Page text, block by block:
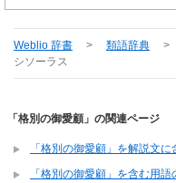
Weblio 辞書 > 類語辞典 >
シソーラス
「格別の御愛顧」の関連ページ
「格別の御愛顧」を解説文
「格別の御愛顧」を含む用語